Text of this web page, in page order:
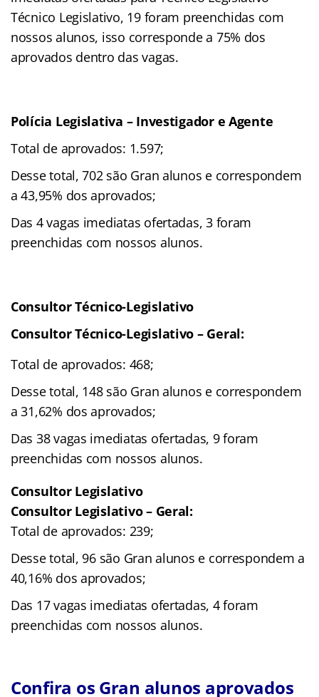
Técnico Legislativo, 19 foram preenchidas com
nossos alunos, isso corresponde a 75% dos
aprovados dentro das vagas.
Polícia Legislativa – Investigador e Agente
Total de aprovados: 1.597;
Desse total, 702 são Gran alunos e correspondem
a 43,95% dos aprovados;
Das 4 vagas imediatas ofertadas, 3 foram
preenchidas com nossos alunos.
Consultor Técnico-Legislativo
Consultor Técnico-Legislativo – Geral:
Total de aprovados: 468;
Desse total, 148 são Gran alunos e correspondem
a 31,62% dos aprovados;
Das 38 vagas imediatas ofertadas, 9 foram
preenchidas com nossos alunos.
Consultor Legislativo
Consultor Legislativo – Geral:
Total de aprovados: 239;
Desse total, 96 são Gran alunos e correspondem a
40,16% dos aprovados;
Das 17 vagas imediatas ofertadas, 4 foram
preenchidas com nossos alunos.
Confira os Gran alunos aprovados